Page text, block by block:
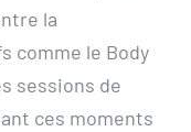
la
comme le Body
sessions de
ces moments